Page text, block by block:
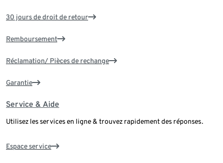
30 jours de droit de retour
Remboursement
Réclamation/ Pièces de rechange
Garantie
Service & Aide
Utilisez les services en ligne & trouvez rapidement des réponses.
Espace service